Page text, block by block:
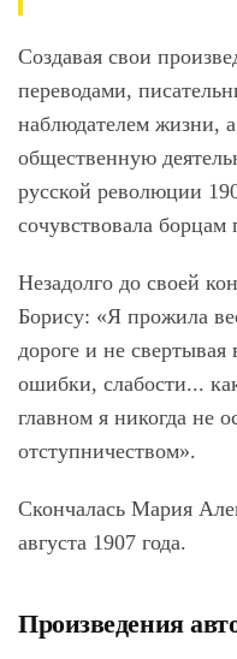
Создавая свои
переводами,
наблюдателем жизни,
общественную
русской революции
сочувствовала
Незадолго до своей
Борису: «Я прожила
дороге и не
ошибки, слабости...
главном я никогда не
отступничеством».
Скончалась Мария
августа 1907 года.
Произведения